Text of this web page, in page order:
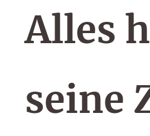
Alles
seine